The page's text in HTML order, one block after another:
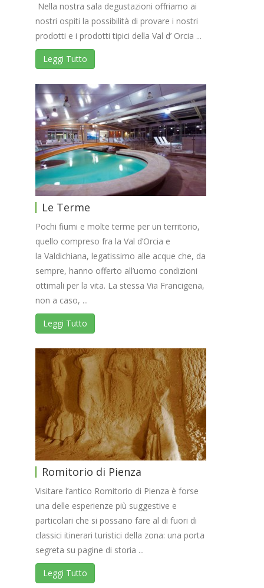
Nella nostra sala degustazioni offriamo ai
nostri ospiti la possibilità di provare i nostri
prodotti e i prodotti tipici della Val d’ Orcia ...
Leggi Tutto
Le Terme
Pochi fiumi e molte terme per un territorio,
quello compreso fra la Val d’Orcia e
la Valdichiana, legatissimo alle acque che, da
sempre, hanno offerto all’uomo condizioni
ottimali per la vita. La stessa Via Francigena,
non a caso, ...
Leggi Tutto
Romitorio di Pienza
Visitare l’antico Romitorio di Pienza è forse
una delle esperienze più suggestive e
particolari che si possano fare al di fuori di
classici itinerari turistici della zona: una porta
segreta su pagine di storia ...
Leggi Tutto